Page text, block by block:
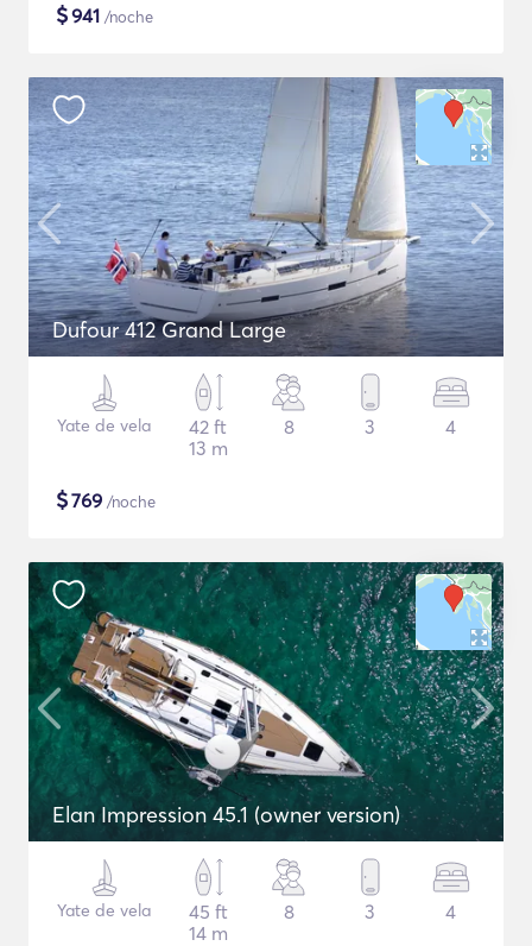
$941 /noche
Dufour 412 Grand Large
Yate de vela
42 ft
13 m
8 3 4
$769 /noche
Elan Impression 45.1 (owner version)
Yate de vela
45 ft
14 m
8 3 4